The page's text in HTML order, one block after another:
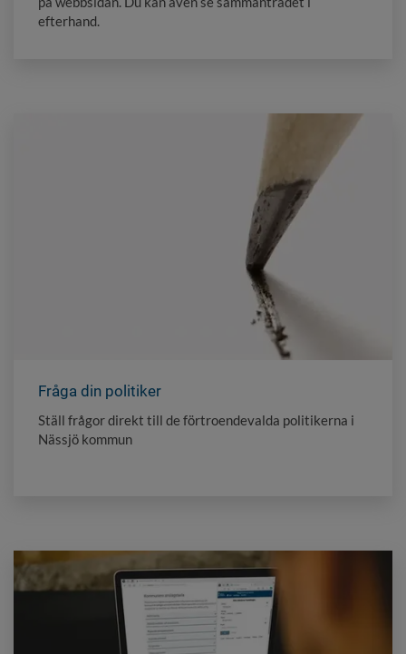
efterhand.
Fråga din politiker
Ställ frågor direkt till de förtroendevalda politikerna i
Nässjö kommun